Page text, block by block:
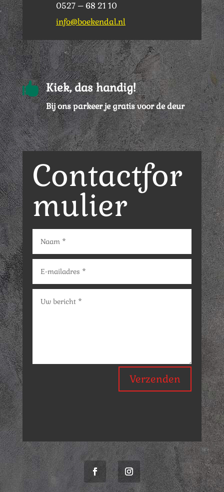
0527 – 68 21 10
info@boekendal.nl
 Kiek, das handig!
Bij ons parkeer je gratis voor de deur
Contactfor
mulier
Verzenden